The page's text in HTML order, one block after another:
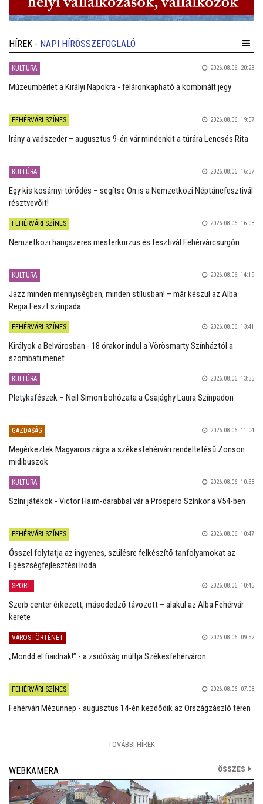
HÍREK - NAPI HÍRÖSSZEFOGLALÓ
KULTÚRA 2026.08.06. 20:23
Múzeumbérlet a Királyi Napokra - féláronkapható a kombinált jegy
FEHÉRVÁRI SZÍNES 2026.08.06. 19:07
Irány a vadszeder – augusztus 9-én vár mindenkit a túrára Lencsés Rita
KULTÚRA 2026.08.06. 16:37
Egy kis kosárnyi törődés – segítse Ön is a Nemzetközi Néptáncfesztivál
résztvevőit!
FEHÉRVÁRI SZÍNES 2026.08.06. 16:03
Nemzetközi hangszeres mesterkurzus és fesztivál Fehérvárcsurgón
KULTÚRA 2026.08.06. 14:19
Jazz minden mennyiségben, minden stílusban! – már készül az Alba
Regia Feszt színpada
FEHÉRVÁRI SZÍNES 2026.08.06. 13:41
Királyok a Belvárosban - 18 órakor indul a Vörösmarty Színháztól a
szombati menet
KULTÚRA 2026.08.06. 13:35
Pletykafészek – Neil Simon bohózata a Csajághy Laura Színpadon
GAZDASÁG 2026.08.06. 11:04
Megérkeztek Magyarországra a székesfehérvári rendeltetésű Zonson
midibuszok
KULTÚRA 2026.08.06. 10:53
Színi játékok - Victor Haïm-darabbal vár a Prospero Színkör a V54-ben
FEHÉRVÁRI SZÍNES 2026.08.06. 10:47
Ősszel folytatja az ingyenes, szülésre felkészítő tanfolyamokat az
Egészségfejlesztési Iroda
SPORT 2026.08.06. 10:45
Szerb center érkezett, másodedző távozott – alakul az Alba Fehérvár
kerete
VÁROSTÖRTÉNET 2026.08.06. 09:52
„Mondd el fiaidnak!” - a zsidóság múltja Székesfehérváron
FEHÉRVÁRI SZÍNES 2026.08.06. 07:03
Fehérvári Mézünnep - augusztus 14-én kezdődik az Országzászló téren
TOVÁBBI HÍREK
WEBKAMERA ÖSSZES